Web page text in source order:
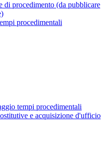
di procedimento (da pubblicare
procedimentali
tempi procedimentali
e acquisizione d'ufficio